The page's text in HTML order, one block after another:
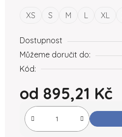
XS S M L XL
Dostupnost
Můžeme doručit do:
Kód:
od 895,21 Kč
Měrná cena: